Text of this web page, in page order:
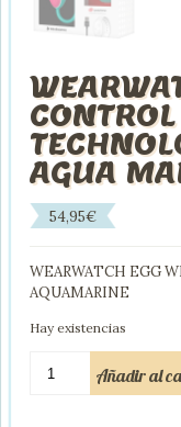
AGUA
54,95€
WEARWATCH EGG
AQUAMARINE
Hay existencias
HUEVO
Añadir al